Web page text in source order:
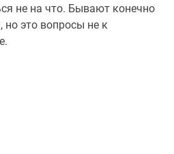
не на что. Бывают конечно
но это вопросы не к